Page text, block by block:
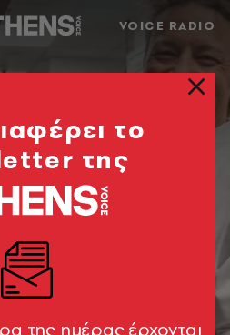
VOICE RADIO
το
της
της ημέρας έρχονται